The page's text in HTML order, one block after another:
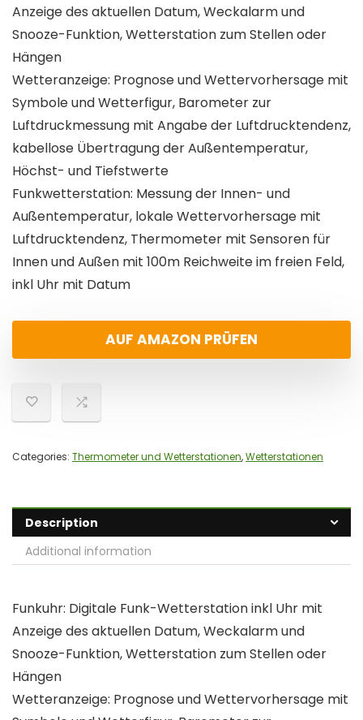
Anzeige des aktuellen Datum, Weckalarm und
Snooze-Funktion, Wetterstation zum Stellen oder
Hängen
Wetteranzeige: Prognose und Wettervorhersage mit
Symbole und Wetterfigur, Barometer zur
Luftdruckmessung mit Angabe der Luftdrucktendenz,
kabellose Übertragung der Außentemperatur,
Höchst- und Tiefstwerte
Funkwetterstation: Messung der Innen- und
Außentemperatur, lokale Wettervorhersage mit
Luftdrucktendenz, Thermometer mit Sensoren für
Innen und Außen mit 100m Reichweite im freien Feld,
inkl Uhr mit Datum
AUF AMAZON PRÜFEN
Categories: Thermometer und Wetterstationen,Wetterstationen
Description
Additional information
Funkuhr: Digitale Funk-Wetterstation inkl Uhr mit
Anzeige des aktuellen Datum, Weckalarm und
Snooze-Funktion, Wetterstation zum Stellen oder
Hängen
Wetteranzeige: Prognose und Wettervorhersage mit